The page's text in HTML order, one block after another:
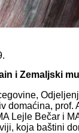
i Zemaljski
domaćina,
Lejle Bečar i
koja baštini